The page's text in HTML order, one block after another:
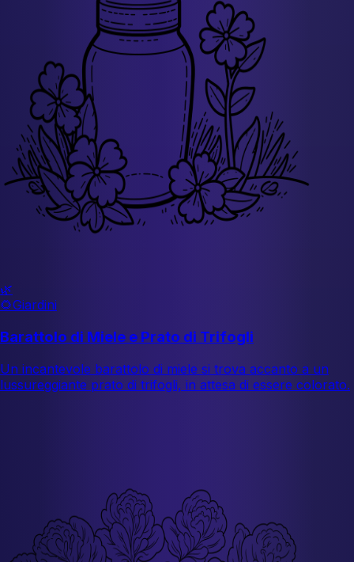
🌿
🌻Giardini
Barattolo di Miele e Prato di Trifogli
Un incantevole barattolo di miele si trova accanto a un
lussureggiante prato di trifogli, in attesa di essere colorato.